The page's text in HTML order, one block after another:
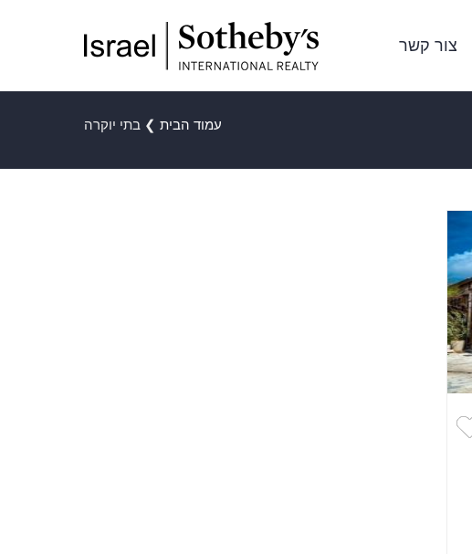
צור קשר
עמוד הבית ❯ בתי יוקרה